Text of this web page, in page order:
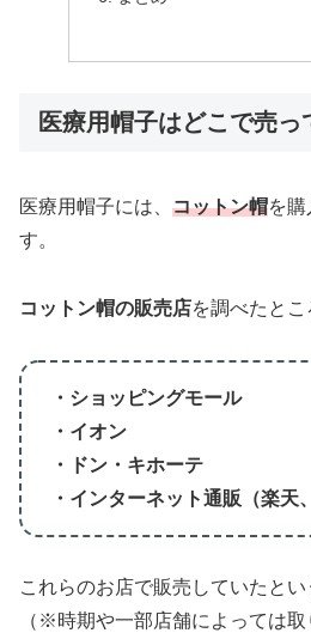
医療用帽子はどこで売っ
医療用帽子には、 コットン帽を
す。
コットン帽の販売店を調べたとこ
・ショッピングモール
・イオン
・ドン・キホーテ
・インターネット通販（楽天
これらのお店で販売していたとい
（※時期や一部店舗によっては